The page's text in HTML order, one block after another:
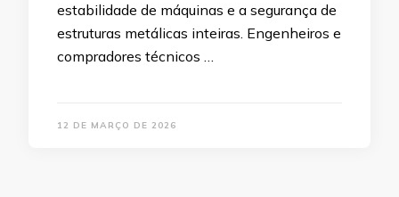
estabilidade de máquinas e a segurança de
estruturas metálicas inteiras. Engenheiros e
compradores técnicos …
12 DE MARÇO DE 2026